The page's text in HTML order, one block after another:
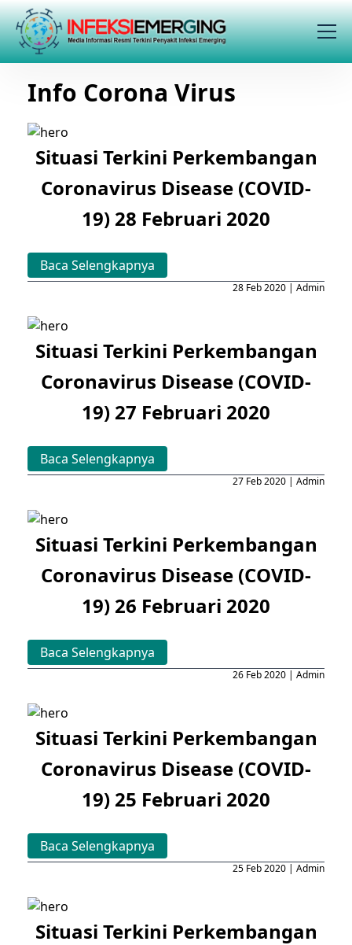
Info Corona Virus
Situasi Terkini Perkembangan
Coronavirus Disease (COVID-
19) 28 Februari 2020
Baca Selengkapnya
28 Feb 2020 | Admin
Situasi Terkini Perkembangan
Coronavirus Disease (COVID-
19) 27 Februari 2020
Baca Selengkapnya
27 Feb 2020 | Admin
Situasi Terkini Perkembangan
Coronavirus Disease (COVID-
19) 26 Februari 2020
Baca Selengkapnya
26 Feb 2020 | Admin
Situasi Terkini Perkembangan
Coronavirus Disease (COVID-
19) 25 Februari 2020
Baca Selengkapnya
25 Feb 2020 | Admin
Situasi Terkini Perkembangan